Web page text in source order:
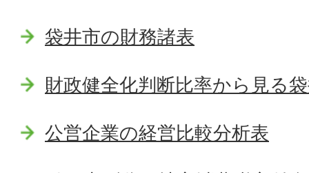
袋井市の財務諸表
財政健全化判断比率から見る
公営企業の経営比較分析表